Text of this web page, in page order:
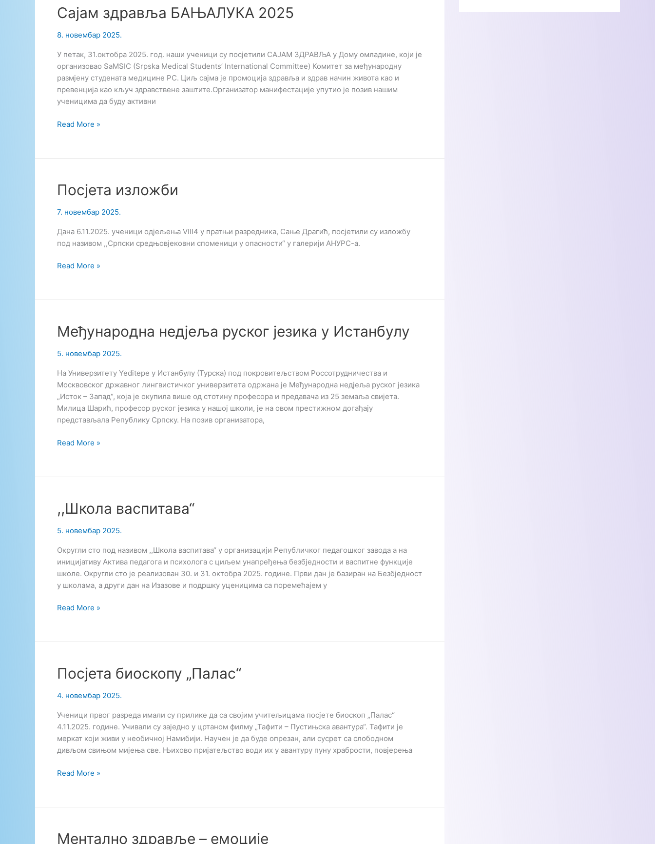
унутрашњих
послова
Српске
Сајам здравља БАЊАЛУКА 2025
8. новембар 2025.
У петак, 31.октобра 2025. год. наши ученици су посјетили САЈАМ ЗДРАВЉА у Дому омладине, који је
организовао SaMSIC (Srpska Medical Students’ International Committee) Комитет за међународну
размјену студената медицине РС. Циљ сајма је промоција здравља и здрав начин живота као и
превенција као кључ здравствене заштите.Организатор манифестације упутио је позив нашим
ученицима да буду активни
Сајам
2025
Read More »
Посјета изложби
7. новембар 2025.
Дана 6.11.2025. ученици одјељења VIII4 у пратњи разредника, Сање Драгић, посјетили су изложбу
под називом ,,Српски средњовјековни споменици у опасности“ у галерији АНУРС-а.
Посјета
Read More »
Међународна недјеља руског језика у Истанбулу
5. новембар 2025.
На Универзитету Yeditepe у Истанбулу (Турска) под покровитељством Россотрудничества и
Москвовског државног лингвистичког универзитета одржана је Међународна недјеља руског језика
„Исток – Запад“, која је окупила више од стотину професора и предавача из 25 земаља свијета.
Милица Шарић, професор руског језика у нашој школи, је на овом престижном догађају
представљала Републику Српску. На позив организатора,
Међународна
језика
Read More »
,,Школа васпитава“
5. новембар 2025.
Округли сто под називом ,,Школа васпитава“ у организацији Републичког педагошког завода а на
иницијативу Актива педагога и психолога с циљем унапређења безбједности и васпитне функције
школе. Округли сто је реализован 30. и 31. октобра 2025. године. Први дан је базиран на Безбједност
у школама, а други дан на Изазове и подршку уценицима са поремећајем у
,,Школа
Read More »
Посјета биоскопу „Палас“
4. новембар 2025.
Ученици првог разреда имали су прилике да са својим учитељицама посјете биоскоп „Палас“
4.11.2025. године. Учивали су заједно у цртаном филму „Тафити – Пустињска авантура“. Тафити је
меркат који живи у необичној Намибији. Научен је да буде опрезан, али сусрет са слободном
дивљом свињом мијења све. Њихово пријатељство води их у авантуру пуну храбрости, повјерења
Посјета
Read More »
Ментално здравље – емоције